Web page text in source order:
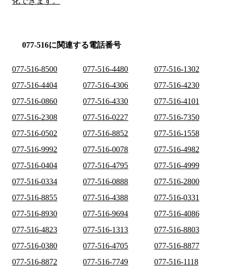
077-516に関連する電話番号
077-516-8500 077-516-4480
077-516-1302
077-516-4404
077-516-4306
077-516-4230
077-516-0860
077-516-4330
077-516-4101
077-516-2308
077-516-0227
077-516-7350
077-516-0502
077-516-8852
077-516-1558
077-516-9992
077-516-0078
077-516-4982
077-516-0404
077-516-4795
077-516-4999
077-516-0334
077-516-0888
077-516-2800
077-516-8855
077-516-4388
077-516-0331
077-516-8930
077-516-9694
077-516-4086
077-516-4823
077-516-1313
077-516-8803
077-516-0380
077-516-4705
077-516-8877
077-516-8872
077-516-7749
077-516-1118